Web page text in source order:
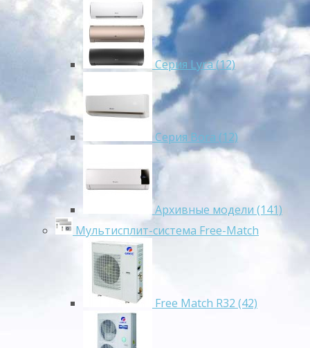
Серия Lyra (12)
Серия Bora (12)
Архивные модели (141)
Мультисплит-система Free-Match
Free Match R32 (42)